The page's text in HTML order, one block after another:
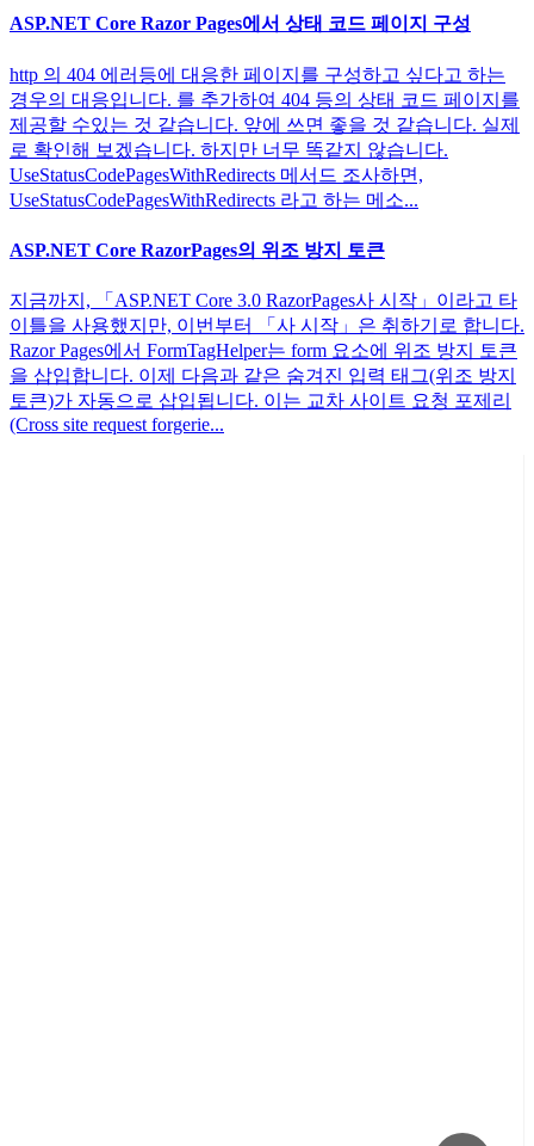
ASP.NET Core Razor Pages에서 상태 코드 페이지 구성
http 의 404 에러등에 대응한 페이지를 구성하고 싶다고 하는
경우의 대응입니다. 를 추가하여 404 등의 상태 코드 페이지를
제공할 수있는 것 같습니다. 앞에 쓰면 좋을 것 같습니다. 실제
로 확인해 보겠습니다. 하지만 너무 똑같지 않습니다.
UseStatusCodePagesWithRedirects 메서드 조사하면,
UseStatusCodePagesWithRedirects 라고 하는 메소...
ASP.NET Core RazorPages의 위조 방지 토큰
지금까지, 「ASP.NET Core 3.0 RazorPages사 시작」이라고 타
이틀을 사용했지만, 이번부터 「사 시작」은 취하기로 합니다.
Razor Pages에서 FormTagHelper는 form 요소에 위조 방지 토큰
을 삽입합니다. 이제 다음과 같은 숨겨진 입력 태그(위조 방지
토큰)가 자동으로 삽입됩니다. 이는 교차 사이트 요청 포제리
(Cross site request forgerie...